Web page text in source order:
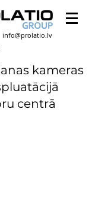
info@prolatio.lv
kameras
centrā